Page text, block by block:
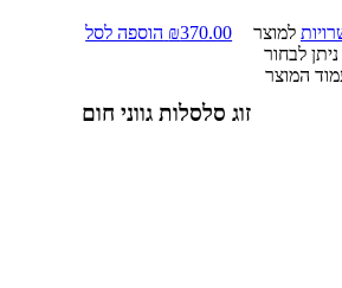
₪370.00 הוספה לסל
למוצר
לבחור
המוצר
זוג סלסלות גווני חום